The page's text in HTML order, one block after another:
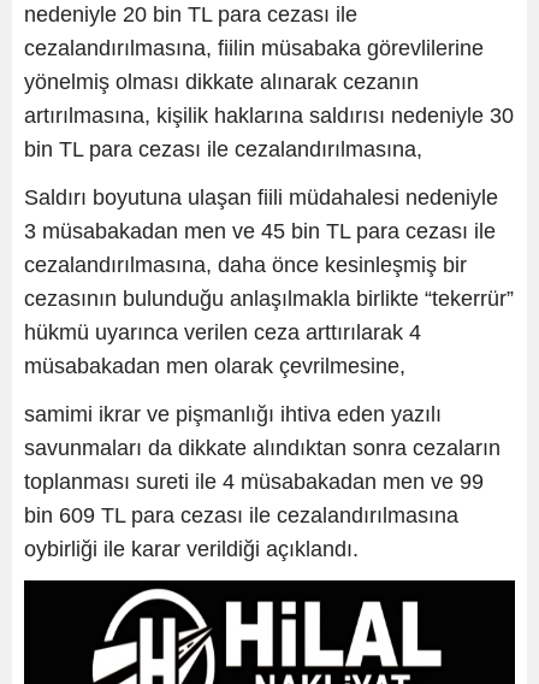
nedeniyle 20 bin TL para cezası ile
cezalandırılmasına, fiilin müsabaka görevlilerine
yönelmiş olması dikkate alınarak cezanın
artırılmasına, kişilik haklarına saldırısı nedeniyle 30
bin TL para cezası ile cezalandırılmasına,
Saldırı boyutuna ulaşan fiili müdahalesi nedeniyle
3 müsabakadan men ve 45 bin TL para cezası ile
cezalandırılmasına, daha önce kesinleşmiş bir
cezasının bulunduğu anlaşılmakla birlikte “tekerrür”
hükmü uyarınca verilen ceza arttırılarak 4
müsabakadan men olarak çevrilmesine,
samimi ikrar ve pişmanlığı ihtiva eden yazılı
savunmaları da dikkate alındıktan sonra cezaların
toplanması sureti ile 4 müsabakadan men ve 99
bin 609 TL para cezası ile cezalandırılmasına
oybirliği ile karar verildiği açıklandı.